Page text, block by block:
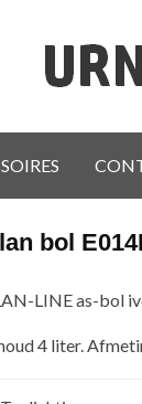
bol
LINE as-bol
4 liter.